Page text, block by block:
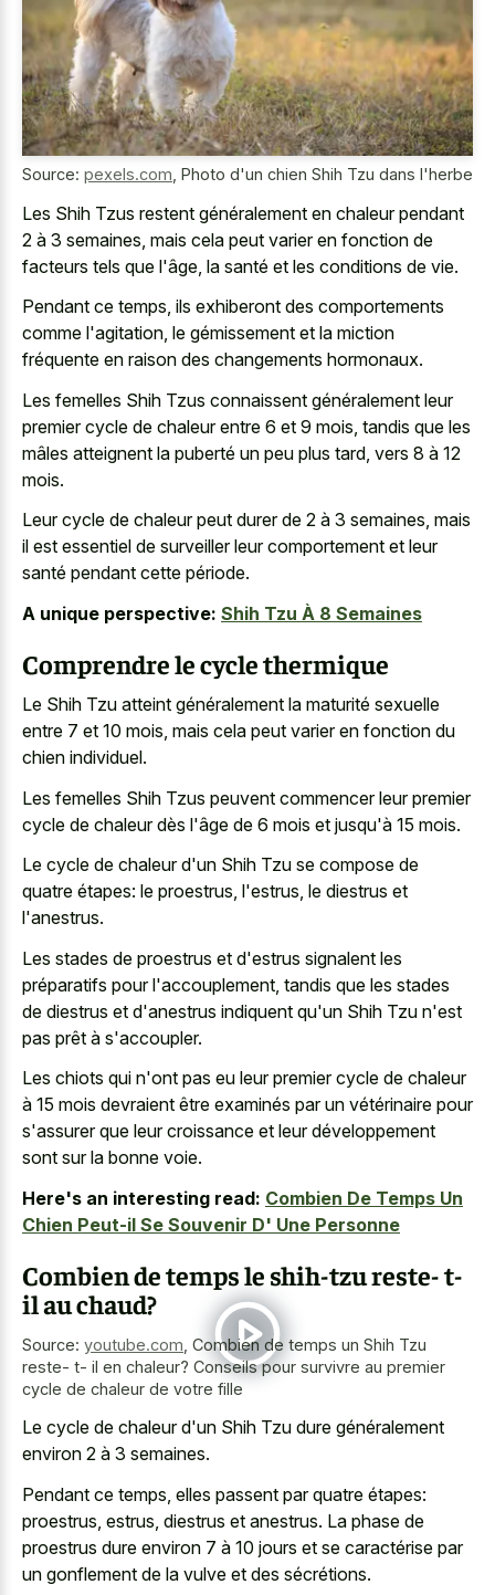
Source: pexels.com Photo d'un chien Shih Tzu dans l'herbe
Les Shih Tzus restent généralement en chaleur pendant
2 à 3 semaines, mais cela peut varier en fonction de
facteurs tels que l'âge, la santé et les conditions de vie.
Pendant ce temps, ils exhiberont des comportements
comme l'agitation, le gémissement et la miction
fréquente en raison des changements hormonaux.
Les femelles Shih Tzus connaissent généralement leur
premier cycle de chaleur entre 6 et 9 mois, tandis que les
mâles atteignent la puberté un peu plus tard, vers 8 à 12
mois.
Leur cycle de chaleur peut durer de 2 à 3 semaines, mais
il est essentiel de surveiller leur comportement et leur
santé pendant cette période.
A unique perspective: Shih Tzu À 8 Semaines
Comprendre le cycle thermique
Le Shih Tzu atteint généralement la maturité sexuelle
entre 7 et 10 mois, mais cela peut varier en fonction du
chien individuel.
Les femelles Shih Tzus peuvent commencer leur premier
cycle de chaleur dès l'âge de 6 mois et jusqu'à 15 mois.
Le cycle de chaleur d'un Shih Tzu se compose de
quatre étapes: le proestrus, l'estrus, le diestrus et
l'anestrus.
Les stades de proestrus et d'estrus signalent les
préparatifs pour l'accouplement, tandis que les stades
de diestrus et d'anestrus indiquent qu'un Shih Tzu n'est
pas prêt à s'accoupler.
Les chiots qui n'ont pas eu leur premier cycle de chaleur
à 15 mois devraient être examinés par un vétérinaire pour
s'assurer que leur croissance et leur développement
sont sur la bonne voie.
Here's an interesting read: Combien De Temps Un
Chien Peut-il Se Souvenir D' Une Personne
Combien de temps le shih-tzu reste- t-
il au chaud?
Source: youtube.com Combien de temps un Shih Tzu
reste- t- il en chaleur? Conseils pour survivre au premier
cycle de chaleur de votre fille
Le cycle de chaleur d'un Shih Tzu dure généralement
environ 2 à 3 semaines.
Pendant ce temps, elles passent par quatre étapes:
proestrus, estrus, diestrus et anestrus. La phase de
proestrus dure environ 7 à 10 jours et se caractérise par
un gonflement de la vulve et des sécrétions.